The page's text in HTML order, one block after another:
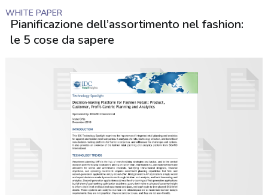
WHITE PAPER
Pianificazione dell’assortimento nel fashion:
le 5 cose da sapere